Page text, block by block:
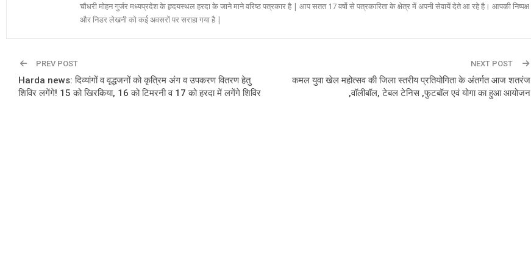
चौधरी मोहन गुर्जर मध्यप्रदेश के ह्र्दयस्थल हरदा के जाने माने वरिष्ठ पत्रकार है | आप सतत 17 वर्षो से पत्रकारिता के क्षेत्र में अपनी सेवायें देते आ रहे है। आपकी निष्पक्ष
और निडर लेखनी को कई अवसरों पर सराहा गया है |
PREV POST
Harda news: दिव्यांगों व वृद्धजनों को कृत्रिम अंग व उपकरण वितरण हेतु
शिविर लगेंगे! 15 को खिरकिया, 16 को टिमरनी व 17 को हरदा में लगेंगे शिविर
NEXT POST
कमल युवा खेल महोत्सव की जिला स्तरीय प्रतियोगिता के अंतर्गत आज शतरंज
,वॉलीबॉल, टेबल टेनिस ,फुटबॉल एवं योगा का हुआ आयोजन